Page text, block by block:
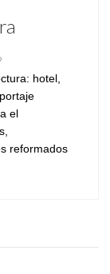
hotel,
el
reformados